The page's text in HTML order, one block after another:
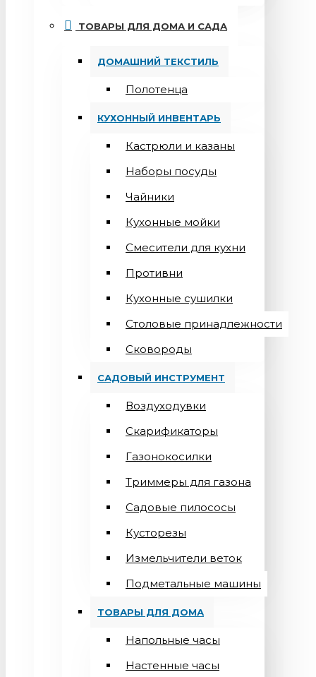
ТОВАРЫ ДЛЯ ДОМА И САДА
ДОМАШНИЙ ТЕКСТИЛЬ
Полотенца
КУХОННЫЙ ИНВЕНТАРЬ
Кастрюли и казаны
Наборы посуды
Чайники
Кухонные мойки
Смесители для кухни
Противни
Кухонные сушилки
Столовые принадлежности
Сковороды
САДОВЫЙ ИНСТРУМЕНТ
Воздуходувки
Скарификаторы
Газонокосилки
Триммеры для газона
Садовые пилососы
Кусторезы
Измельчители веток
Подметальные машины
ТОВАРЫ ДЛЯ ДОМА
Напольные часы
Настенные часы